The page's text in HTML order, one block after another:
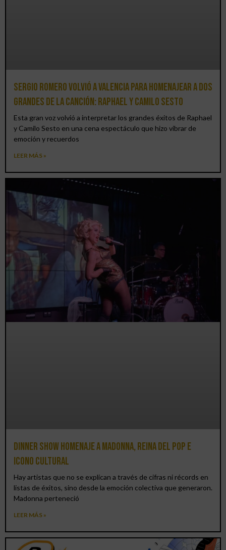
Sergio Romero volvió a Valencia para homenajear a dos
grandes de la canción: Raphael y Camilo Sesto
Esta gran voz volvió a interpretar los grandes éxitos de Raphael
y Camilo Sesto en una cena espectáculo que hizo vibrar de
emoción y recuerdos
LEER MÁS »
Dinner Show homenaje a Madonna, reina del pop e
icono cultural
Hay artistas que no se explican a través de cifras ni récords en
listas de éxitos, sino desde la emoción colectiva que generaron.
Madonna perteneció
LEER MÁS »